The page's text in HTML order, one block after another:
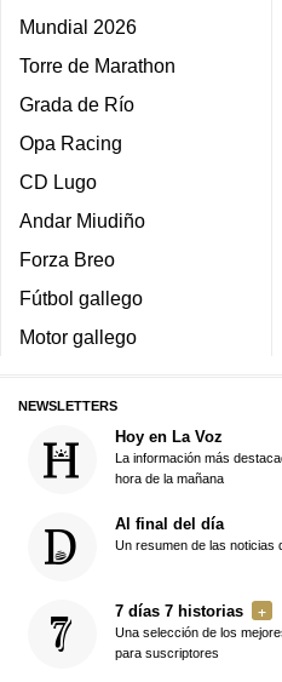
Mundial 2026
Torre de Marathon
Grada de Río
Opa Racing
CD Lugo
Andar Miudiño
Forza Breo
Fútbol gallego
Motor gallego
NEWSLETTERS
Hoy en La Voz
La información más
hora de la mañana
Al final del día
Un resumen de las noticias
7 días 7 historias
Una selección de los
para suscriptores